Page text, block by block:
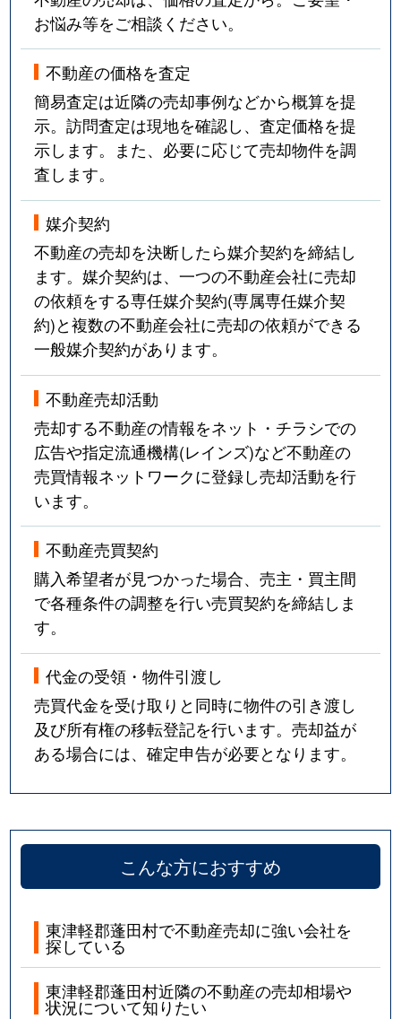
お悩み等をご相談ください。
不動産の価格を査定
簡易査定は近隣の売却事例などから概算を提
示。訪問査定は現地を確認し、査定価格を提
示します。また、必要に応じて売却物件を調
査します。
媒介契約
不動産の売却を決断したら媒介契約を締結し
ます。媒介契約は、一つの不動産会社に売却
の依頼をする専任媒介契約(専属専任媒介契
約)と複数の不動産会社に売却の依頼ができる
一般媒介契約があります。
不動産売却活動
売却する不動産の情報をネット・チラシでの
広告や指定流通機構(レインズ)など不動産の
売買情報ネットワークに登録し売却活動を行
います。
不動産売買契約
購入希望者が見つかった場合、売主・買主間
で各種条件の調整を行い売買契約を締結しま
す。
代金の受領・物件引渡し
売買代金を受け取りと同時に物件の引き渡し
及び所有権の移転登記を行います。売却益が
ある場合には、確定申告が必要となります。
こんな方におすすめ
東津軽郡蓬田村で不動産売却に強い会社を
探している
東津軽郡蓬田村近隣の不動産の売却相場や
状況について知りたい